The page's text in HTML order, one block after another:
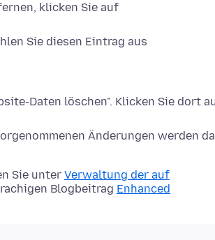
klicken Sie auf
Sie diesen Eintrag aus
Daten löschen". Klicken Sie dort
Änderungen werden
Sie unter Verwaltung der auf
Blogbeitrag Enhanced